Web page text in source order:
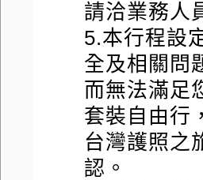
請洽業務人
5.本行程設
全及相關問
而無法滿足
套裝自由行
台灣護照之
認。